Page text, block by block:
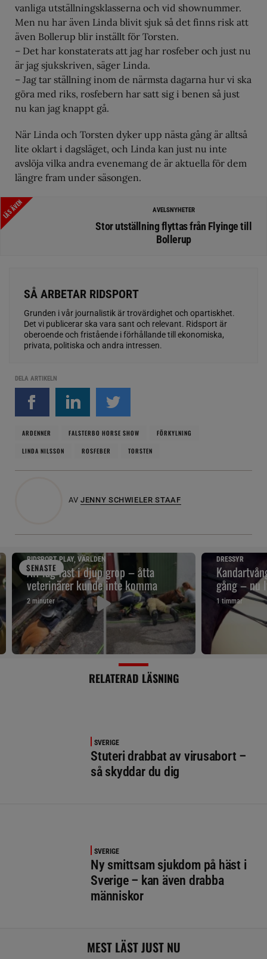
vanliga utställningsklasserna och vid shownummer.
Men nu har även Linda blivit sjuk så det finns risk att
även Bollerup blir inställt för Torsten.
– Det har konstaterats att jag har rosfeber och just nu
är jag sjukskriven, säger Linda.
– Jag tar ställning inom de närmsta dagarna hur vi ska
göra med riks, rosfebern har satt sig i benen så just
nu kan jag knappt gå.
När Linda och Torsten dyker upp nästa gång är alltså
lite oklart i dagsläget, och Linda kan just nu inte
avslöja vilka andra evenemang de är aktuella för dem
längre fram under säsongen.
LÄS ÄVEN AVELSNYHETER
Stor utställning flyttas från Flyinge till
Bollerup
SÅ ARBETAR RIDSPORT
Grunden i vår journalistik är trovärdighet och opartiskhet.
Det vi publicerar ska vara sant och relevant. Ridsport är
oberoende och fristående i förhållande till ekonomiska,
privata, politiska och andra intressen.
DELA ARTIKELN
ARDENNER FALSTERBO HORSE SHOW
FÖRKYLNING
LINDA NILSSON
ROSFEBER TORSTEN
AV JENNY SCHWIELER STAAF
SENASTE
RIDSPORT PLAY, VÄRLDEN
Alf låg fast i djup grop – åtta
veterinärer kunde inte komma
2 minuter
DRESSYR
gång – nu
1 timmar
RELATERAD LÄSNING
SVERIGE
Stuteri drabbat av virusabort –
så skyddar du dig
SVERIGE
Ny smittsam sjukdom på häst i
Sverige – kan även drabba
människor
MEST LÄST JUST NU